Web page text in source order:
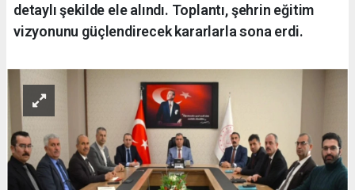
detaylı şekilde ele alındı. Toplantı, şehrin eğitim
vizyonunu güçlendirecek kararlarla sona erdi.